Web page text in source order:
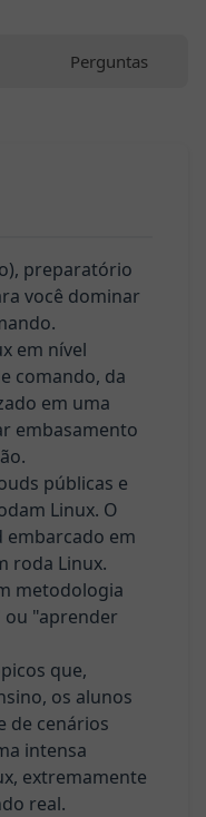
Perguntas
preparatório
você dominar
em nível
comando, da
em uma
embasamento
públicas e
Linux. O
embarcado em
roda Linux.
metodologia
ou "aprender
que,
os alunos
de cenários
intensa
extremamente
real.